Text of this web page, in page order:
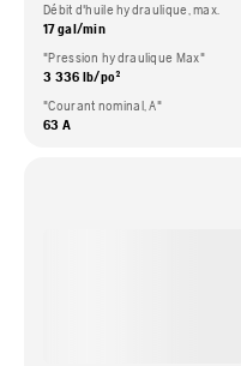
Débit d'huile hydraulique, max.
17 gal/min
"Pression hydraulique Max"
3 336 lb/po²
"Courant nominal, A"
63 A